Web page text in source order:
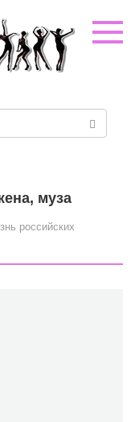
муза
российских